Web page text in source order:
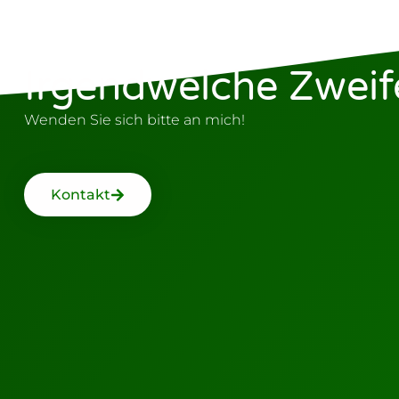
Irgendwelche
Wenden Sie sich bitte an mich!
Kontakt